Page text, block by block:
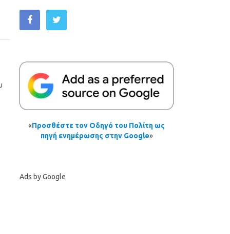
«Προσθέστε τον Οδηγό του Πολίτη ως
πηγή ενημέρωσης στην Google»
Ads by Google